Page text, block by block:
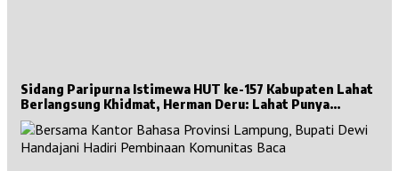
Sidang Paripurna Istimewa HUT ke-157 Kabupaten Lahat
Berlangsung Khidmat, Herman Deru: Lahat Punya
Sejarah Besar untuk Sumsel